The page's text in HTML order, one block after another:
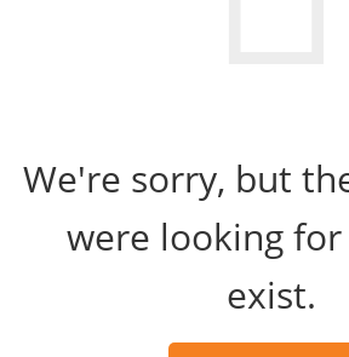
We're sorry, but
were looking
exist.